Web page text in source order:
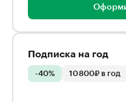
Подписка на год
-40% 10 800₽ в год